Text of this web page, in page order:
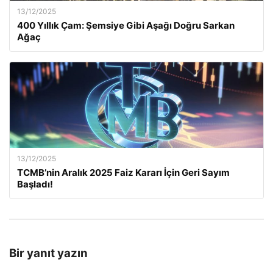
13/12/2025
400 Yıllık Çam: Şemsiye Gibi Aşağı Doğru Sarkan
Ağaç
13/12/2025
TCMB’nin Aralık 2025 Faiz Kararı İçin Geri Sayım
Başladı!
Bir yanıt yazın